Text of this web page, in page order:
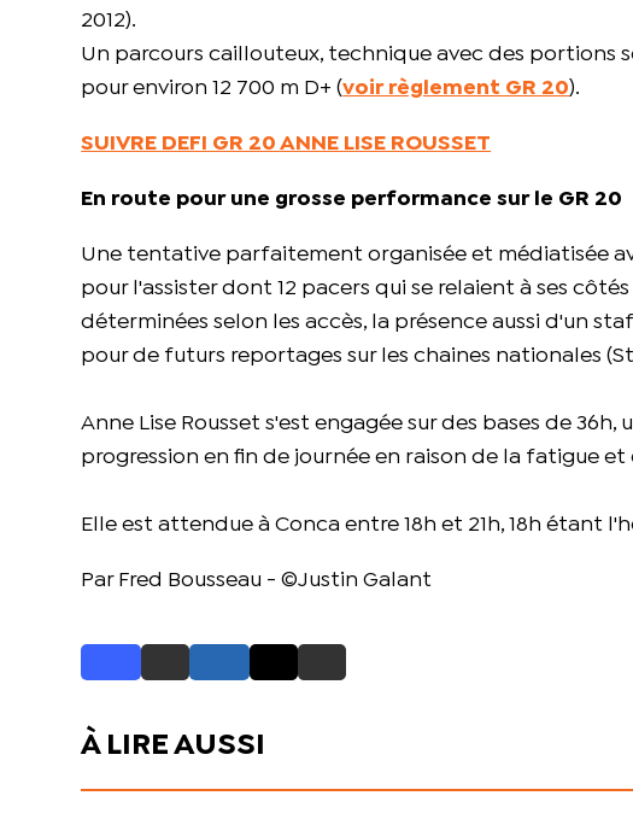
2012).
Un parcours caillouteux, technique avec des portions
pour environ 12 700 m D+ (voir règlement GR 20).
SUIVRE DEFI GR 20 ANNE LISE ROUSSET
En route pour une grosse performance sur le GR 20
Une tentative parfaitement organisée et médiatisée
pour l'assister dont 12 pacers qui se relaient à ses
déterminées selon les accès, la présence aussi d'un
pour de futurs reportages sur les chaines nationales
Anne Lise Rousset s'est engagée sur des bases de
progression en fin de journée en raison de la fatigue et
Elle est attendue à Conca entre 18h et 21h, 18h étant
Par Fred Bousseau - ©Justin Galant
À LIRE AUSSI